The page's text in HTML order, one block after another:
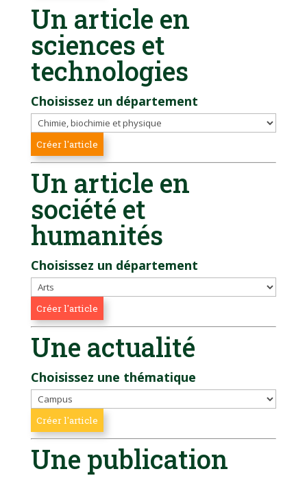
Un article en
sciences et
technologies
Choisissez un département
Un article en
société et
humanités
Choisissez un département
Une actualité
Choisissez une thématique
Une publication